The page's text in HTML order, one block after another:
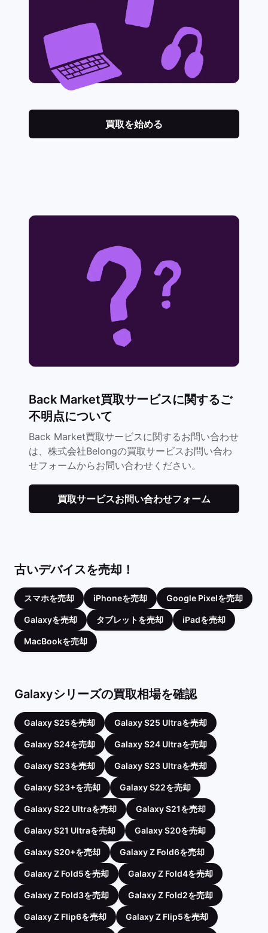
買取を始める
Back Market買取サービスに関するご
不明点について
Back Market買取サービスに関するお問い合わせ
は、株式会社Belongの買取サービスお問い合わ
せフォームからお問い合わせください。
買取サービスお問い合わせフォーム
古いデバイスを売却！
スマホを売却 iPhoneを売却 Google Pixelを売却
Galaxyを売却 タブレットを売却 iPadを売却
MacBookを売却
Galaxyシリーズの買取相場を確認
Galaxy S25を売却 Galaxy S25 Ultraを売却
Galaxy S24を売却 Galaxy S24 Ultraを売却
Galaxy S23を売却 Galaxy S23 Ultraを売却
Galaxy S23+を売却 Galaxy S22を売却
Galaxy S22 Ultraを売却 Galaxy S21を売却
Galaxy S21 Ultraを売却 Galaxy S20を売却
Galaxy S20+を売却 Galaxy Z Fold6を売却
Galaxy Z Fold5を売却 Galaxy Z Fold4を売却
Galaxy Z Fold3を売却 Galaxy Z Fold2を売却
Galaxy Z Flip6を売却 Galaxy Z Flip5を売却